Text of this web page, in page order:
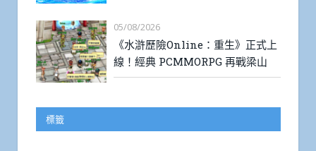
05/08/2026
《水滸歷險Online：重生》正式上
線！經典 PCMMORPG 再戰梁山
標籤